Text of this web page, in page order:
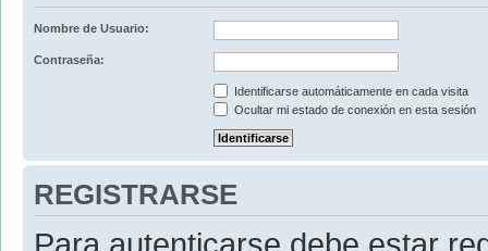
Nombre de Usuario:
Contraseña:
Identificarse automáticamente en cada visita
Ocultar mi estado de conexión en esta sesión
REGISTRARSE
Para autenticarse debe estar